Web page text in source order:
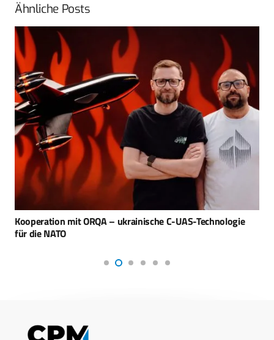
Ähnliche Posts
Kooperation mit ORQA – ukrainische C-UAS-Technologie
für die NATO